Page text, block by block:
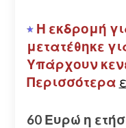
Η εκδρομή
μετατέθηκε
Υπάρχουν
Περισσότερα
60 Ευρώ η